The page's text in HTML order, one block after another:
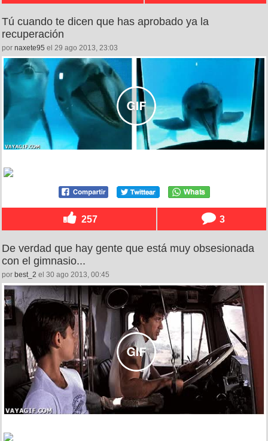
Tú cuando te dicen que has aprobado ya la
recuperación
por naxete95 el 29 ago 2013, 23:03
257 3
De verdad que hay gente que está muy obsesionada
con el gimnasio...
por best_2 el 30 ago 2013, 00:45